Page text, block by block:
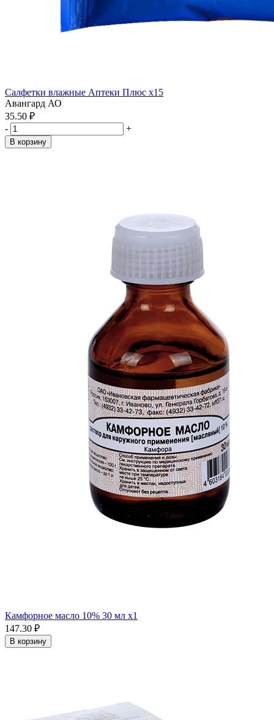
Салфетки влажные Аптеки Плюс x15
Авангард АО
35.50 ₽
-
+
В корзину
Камфорное масло 10% 30 мл x1
147.30 ₽
В корзину